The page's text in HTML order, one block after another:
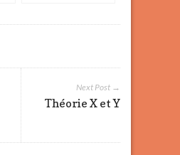
Next Post →
Théorie X et Y